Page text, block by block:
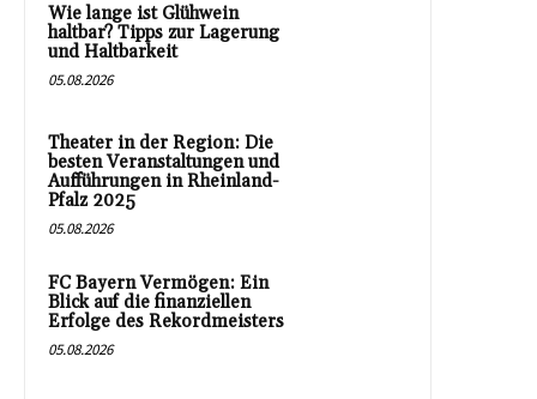
Wie lange ist Glühwein
haltbar? Tipps zur Lagerung
und Haltbarkeit
05.08.2026
Theater in der Region: Die
besten Veranstaltungen und
Aufführungen in Rheinland-
Pfalz 2025
05.08.2026
FC Bayern Vermögen: Ein
Blick auf die finanziellen
Erfolge des Rekordmeisters
05.08.2026